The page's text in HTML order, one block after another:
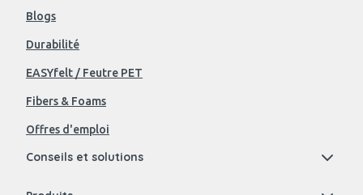
Blogs
Durabilité
EASYfelt / Feutre PET
Fibers & Foams
Offres d'emploi
Conseils et solutions